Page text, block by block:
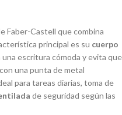
Faber-Castell que combina
principal es su cuerpo
una escritura cómoda y evita que
una punta de metal
para tareas diarias, toma de
de seguridad según las